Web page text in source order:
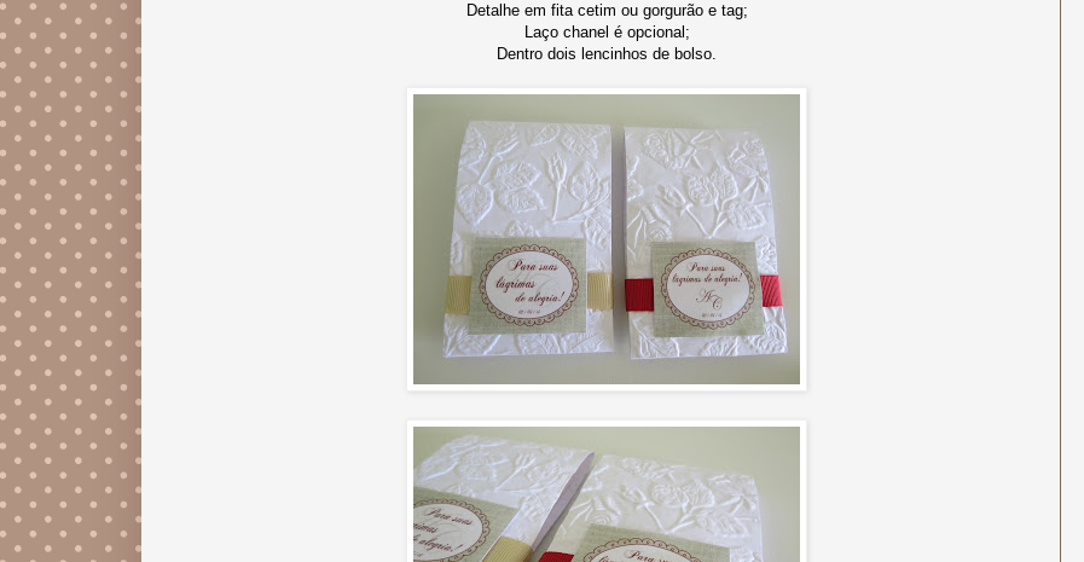
Detalhe em fita cetim ou gorgurão e tag;
Laço chanel é opcional;
Dentro dois lencinhos de bolso.